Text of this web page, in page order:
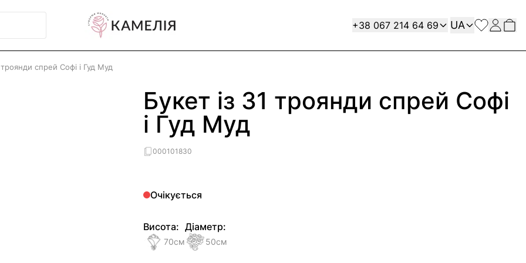
Contact
+38 067 214 64 69 Мова
UA
троянди спрей Софі і Гуд Муд
Букет із 31 троянди спрей Софі
і Гуд Муд
000101830
Очікується
Висота:
70см
Діаметр:
50см